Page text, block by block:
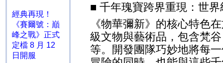
經典再現！
《賽爾號：巔
峰之戰》正式
定檔 8 月 12
日開服
■ 千年瑰寶跨界重現：世
《物華彌新》的核心特色
級文物與藝術品，包含梵
等。開發團隊巧妙地將每